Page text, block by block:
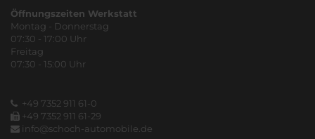
Öffnungszeiten Werkstatt
Montag - Donnerstag
07:30 - 17:00 Uhr
Freitag
07:30 - 15:00 Uhr
+49 7352 911 61-0
+49 7352 911 61-29
info@schoch-automobile.de